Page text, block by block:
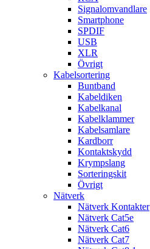
Signalomvandlare
Smartphone
SPDIF
USB
XLR
Övrigt
Kabelsortering
Buntband
Kabeldiken
Kabelkanal
Kabelklammer
Kabelsamlare
Kardborr
Kontaktskydd
Krympslang
Sorteringskit
Övrigt
Nätverk
Nätverk Kontakter
Nätverk Cat5e
Nätverk Cat6
Nätverk Cat7